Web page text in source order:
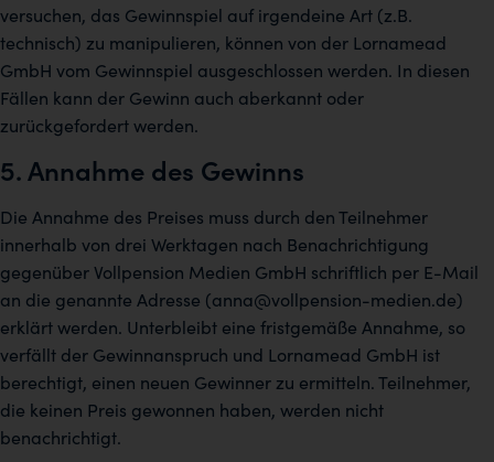
versuchen, das Gewinnspiel auf irgendeine Art (z.B.
technisch) zu manipulieren, können von der Lornamead
GmbH vom Gewinnspiel ausgeschlossen werden. In diesen
Fällen kann der Gewinn auch aberkannt oder
zurückgefordert werden.
5. Annahme des Gewinns
Die Annahme des Preises muss durch den Teilnehmer
innerhalb von drei Werktagen nach Benachrichtigung
gegenüber Vollpension Medien GmbH schriftlich per E-Mail
an die genannte Adresse (anna@vollpension-medien.de)
erklärt werden. Unterbleibt eine fristgemäße Annahme, so
verfällt der Gewinnanspruch und Lornamead GmbH ist
berechtigt, einen neuen Gewinner zu ermitteln. Teilnehmer,
die keinen Preis gewonnen haben, werden nicht
benachrichtigt.